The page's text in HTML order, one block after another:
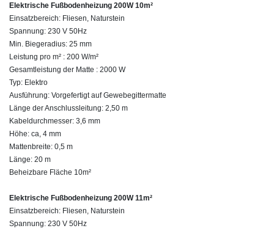
Elektrische Fußbodenheizung 200W 10m²
Einsatzbereich: Fliesen, Naturstein
Spannung: 230 V 50Hz
Min. Biegeradius: 25 mm
Leistung pro m² : 200 W/m²
Gesamtleistung der Matte : 2000 W
Typ: Elektro
Ausführung: Vorgefertigt auf Gewebegittermatte
Länge der Anschlussleitung: 2,50 m
Kabeldurchmesser: 3,6 mm
Höhe: ca, 4 mm
Mattenbreite: 0,5 m
Länge: 20 m
Beheizbare Fläche 10m²
Elektrische Fußbodenheizung 200W 11m²
Einsatzbereich: Fliesen, Naturstein
Spannung: 230 V 50Hz